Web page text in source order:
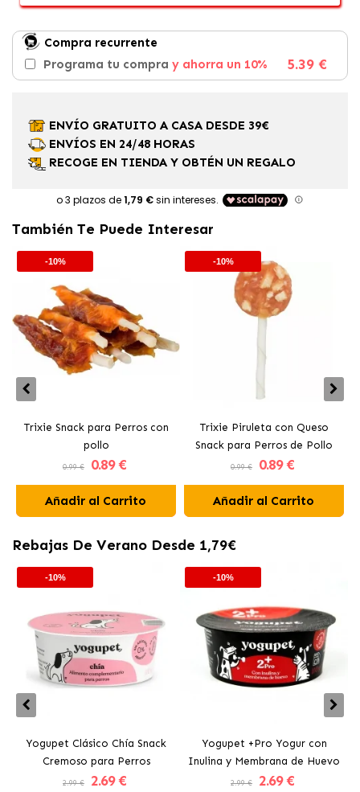
Compra recurrente
Programa tu compra y ahorra un 10% 5.39 €
ENVÍO GRATUITO A CASA DESDE 39€
ENVÍOS EN 24/48 HORAS
RECOGE EN TIENDA Y OBTÉN UN REGALO
También Te Puede Interesar
-10%
Trixie Snack para Perros con
pollo
0.99 € 0.89 €
Añadir al Carrito
-10%
Trixie Piruleta con Queso
Snack para Perros de Pollo
0.99 € 0.89 €
Añadir al Carrito
Rebajas De Verano Desde 1,79€
-10%
Yogupet Clásico Chía Snack
Cremoso para Perros
2.99 € 2.69 €
-10%
Yogupet +Pro Yogur con
Inulina y Membrana de Huevo
para Perros y Gatos
2.99 € 2.69 €